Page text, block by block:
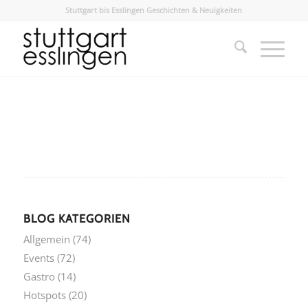
Stuttgart bis Esslingen Geschichten & Neuigkeiten
BLOG KATEGORIEN
Allgemein (74)
Events(72)
Gastro (14)
Hotspots(20)